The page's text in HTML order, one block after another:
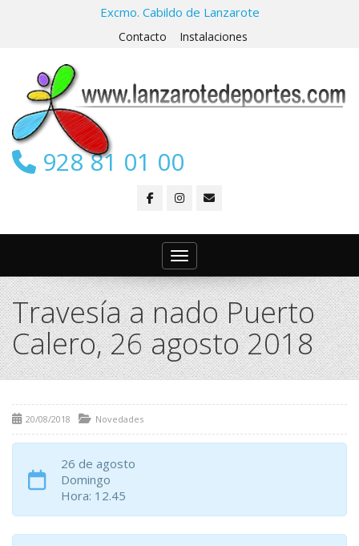
Excmo. Cabildo de Lanzarote
Contacto Instalaciones
928 81 01 00
Toggle navigation
Travesía a nado Puerto
Calero, 26 agosto 2018
20/08/2018 Novedades
26 de agosto
Domingo
Hora: 12.45